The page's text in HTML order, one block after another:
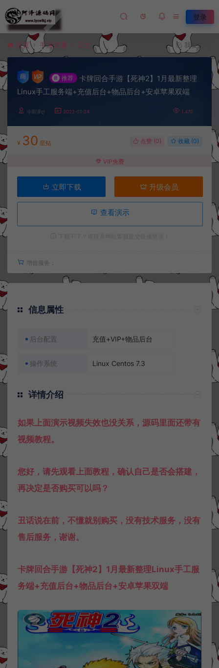
登录
首页 手游资源 正文 我要投稿
# 推荐
卡牌回合手游【死神2】1月最新整理
Linux手工服务端+充值后台+物品后台+安卓苹果双端
冷雨泽ღ 2022-01-24 1,470
¥ 30 星钻 点赞 (0) 收藏 (0)
VIP免费
立即下载 升级会员
查看演示
增值服务：
信息属性
后台配置 充值+VIP+物品后台
操作系统 Linux Centos 7.3
详情介绍
如果上面演示视频失效也没关系，源码里面还带有
视频教程。
您好，请先观看上面教程，确认自己是否会搭建，
再决定是否购买可以吗？
丑话说在前，不懂就别购买，没有技术服务，没有
售后服务，谢谢。
卡牌回合手游【死神2】1月最新整理Linux手工服
务端+充值后台+物品后台+安卓苹果双端